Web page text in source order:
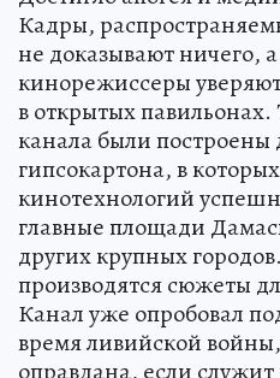
Кадры,
не доказывают ничего,
кинорежиссеры
в открытых павильонах.
канала были построены
гипсокартона, в
кинотехнологий
главные площади
других крупных
производятся сюжеты
Канал уже опробовал
время ливийской
оправдана, если